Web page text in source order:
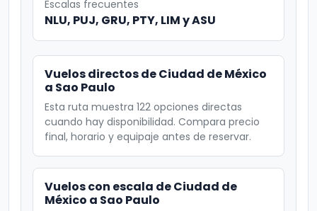
Escalas frecuentes
NLU, PUJ, GRU, PTY, LIM y ASU
Vuelos directos de Ciudad de México
a Sao Paulo
Esta ruta muestra 122 opciones directas
cuando hay disponibilidad. Compara precio
final, horario y equipaje antes de reservar.
Vuelos con escala de Ciudad de
México a Sao Paulo